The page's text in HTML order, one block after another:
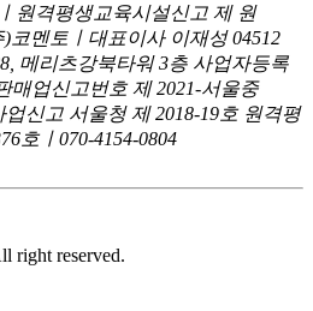
원격평생교육시설신고 제 원
)코멘토ㅣ대표이사 이재성 04512
메리츠강북타워 3층 사업자등록
매업신고번호 제 2021-서울중
신고 서울청 제 2018-19호 원격평
호ㅣ070-4154-0804
right reserved.